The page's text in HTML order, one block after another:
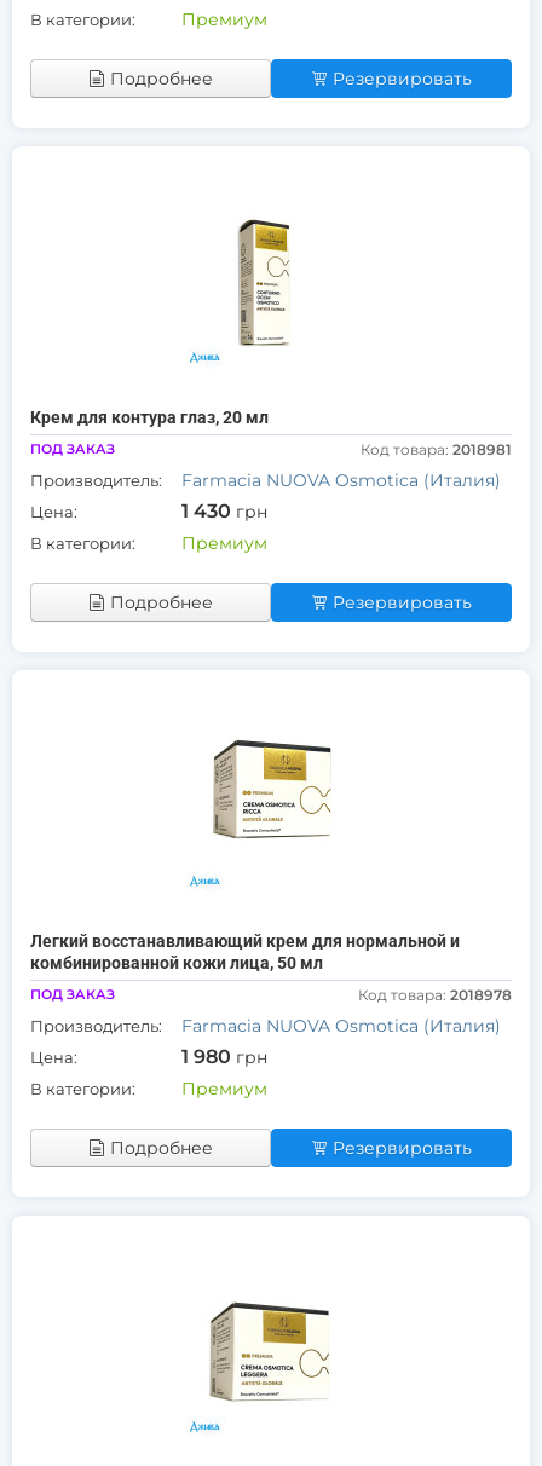
В категории: Премиум
Подробнее Резервировать
Крем для контура глаз, 20 мл
ПОД ЗАКАЗ Код товара: 2018981
Производитель: Farmacia NUOVA Osmotica (Италия)
Цена: 1 430 грн
В категории: Премиум
Подробнее Резервировать
Легкий восстанавливающий крем для нормальной и
комбинированной кожи лица, 50 мл
ПОД ЗАКАЗ Код товара: 2018978
Производитель: Farmacia NUOVA Osmotica (Италия)
Цена: 1 980 грн
В категории: Премиум
Подробнее Резервировать